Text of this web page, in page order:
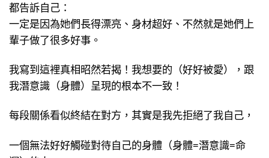
都告訴自己：
一定是因為她們長得漂亮、身材超好、不然就是她們上
輩子做了很多好事。
我寫到這裡真相昭然若揭！我想要的（好好被愛），跟
我潛意識（身體）呈現的根本不一致！
每段關係看似終結在對方，其實是我先拒絕了我自己，
一個無法好好觸碰對待自己的身體（身體=潛意識=命